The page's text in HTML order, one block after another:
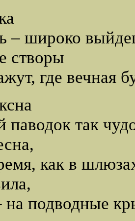
– широко
створы
где вечная
паводок так
как в
на подводные